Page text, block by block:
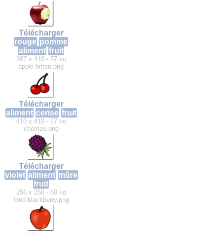
Télécharger
rouge pomme
aliment fruit
387 x 410 - 57 ko
apple-bitten.png
Télécharger
aliment cerise fruit
410 x 410 - 27 ko
cherries.png
Télécharger
violet aliment mûre
fruit
256 x 256 - 60 ko
food-blackberry.png